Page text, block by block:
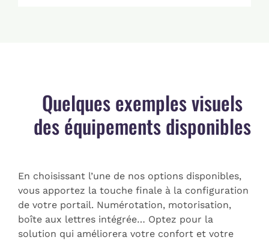
Quelques exemples visuels
des équipements disponibles
En choisissant l’une de nos options disponibles,
vous apportez la touche finale à la configuration
de votre portail. Numérotation, motorisation,
boîte aux lettres intégrée… Optez pour la
solution qui améliorera votre confort et votre